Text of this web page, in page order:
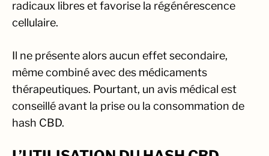
radicaux libres et favorise la régénérescence
cellulaire.
Il ne présente alors aucun effet secondaire,
même combiné avec des médicaments
thérapeutiques. Pourtant, un avis médical est
conseillé avant la prise ou la consommation de
hash CBD.